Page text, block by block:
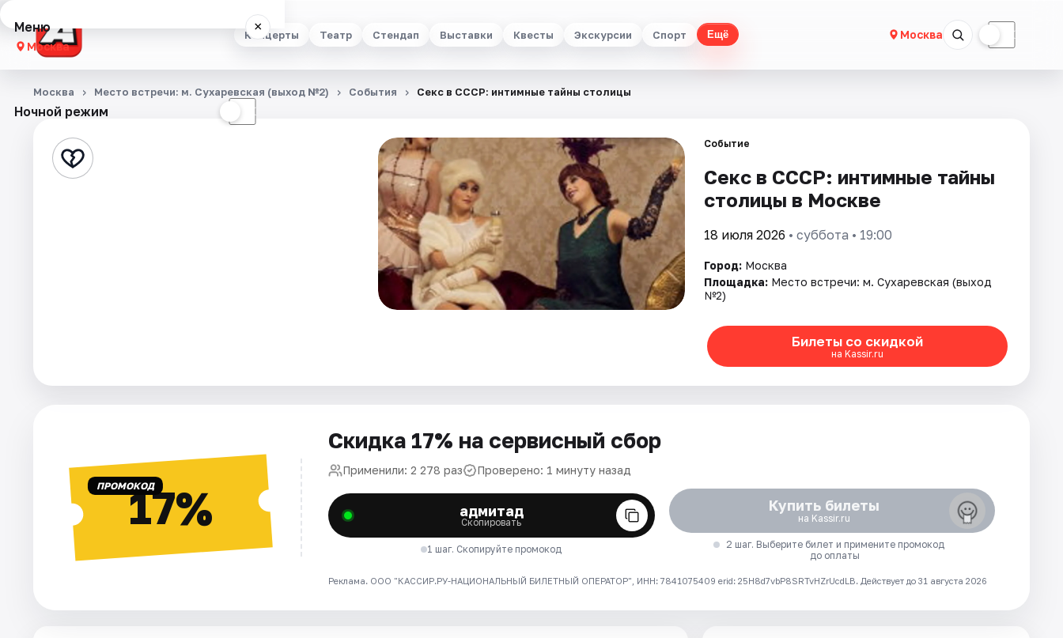
Концерты Театр Стендап Выставки Квесты Экскурсии Спорт Ещё Москва ☾
Меню ×
Москва
Концерты
Стендап
Артисты
Рейтинги
Ночной режим ☾
Москва Место встречи: м. Сухаревская (выход №2) События Секс в СССР: интимные тайны столицы
Событие
Секс в СССР: интимные тайны
столицы в Москве
18 июля 2026 • суббота • 19:00
Город: Москва
Площадка: Место встречи: м. Сухаревская (выход
№2)
Билеты со скидкой
на Kassir.ru
ПРОМОКОД17%
Скидка 17% на сервисный сбор
Применили: 2 278 раз Проверено: 1 минуту назад
адмитад
Скопировать
1 шаг. Скопируйте промокод
Купить билеты
на Kassir.ru
2 шаг. Выберите билет и примените промокод
до оплаты
Реклама. ООО "КАССИР.РУ-НАЦИОНАЛЬНЫЙ БИЛЕТНЫЙ ОПЕРАТОР", ИНН: 7841075409 erid: 25H8d7vbP8SRTvHZrUcdLB. Действует до 31 августа 2026